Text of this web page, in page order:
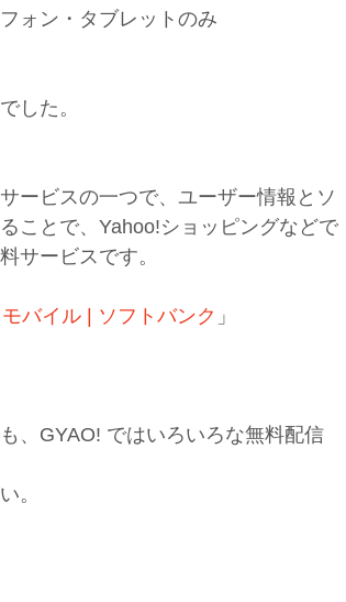
ォン・タブレットのみ
した。
ービスの一つで、ユーザー情報とソ
ことで、Yahoo!ショッピングなどで
サービスです。
バイル | ソフトバンク 」
、GYAO! ではいろいろな無料配信
。